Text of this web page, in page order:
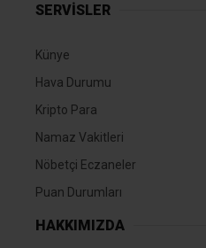
SERVİSLER
Künye
Hava Durumu
Kripto Para
Namaz Vakitleri
Nöbetçi Eczaneler
Puan Durumları
HAKKIMIZDA